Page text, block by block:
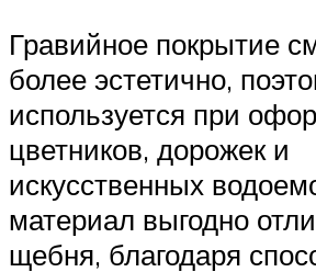
Гравийное покрытие
более эстетично,
используется при
цветников, дорожек и
искусственных
материал выгодно
щебня, благодаря